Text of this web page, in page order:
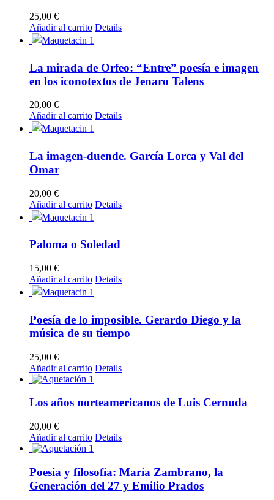
25,00 €
Añadir al carrito Details
La mirada de Orfeo: “Entre” poesía e imagen
en los iconotextos de Jenaro Talens
20,00 €
Añadir al carrito Details
La imagen-duende. García Lorca y Val del
Omar
20,00 €
Añadir al carrito Details
Paloma o Soledad
15,00 €
Añadir al carrito Details
Poesía de lo imposible. Gerardo Diego y la
música de su tiempo
25,00 €
Añadir al carrito Details
Los años norteamericanos de Luis Cernuda
20,00 €
Añadir al carrito Details
Poesía y filosofía: María Zambrano, la
Generación del 27 y Emilio Prados